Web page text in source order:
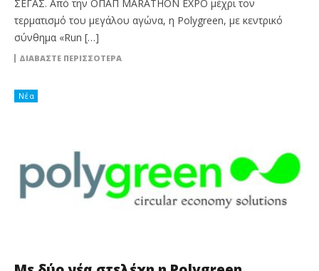
ΣΕΓΑΣ. Από την ΟΠΑΠ MARATHON EXPO μέχρι τον
τερματισμό του μεγάλου αγώνα, η Polygreen, με κεντρικό
σύνθημα «Run […]
ΔΙΑΒΆΣΤΕ ΠΕΡΙΣΣΌΤΕΡΑ
Νέα